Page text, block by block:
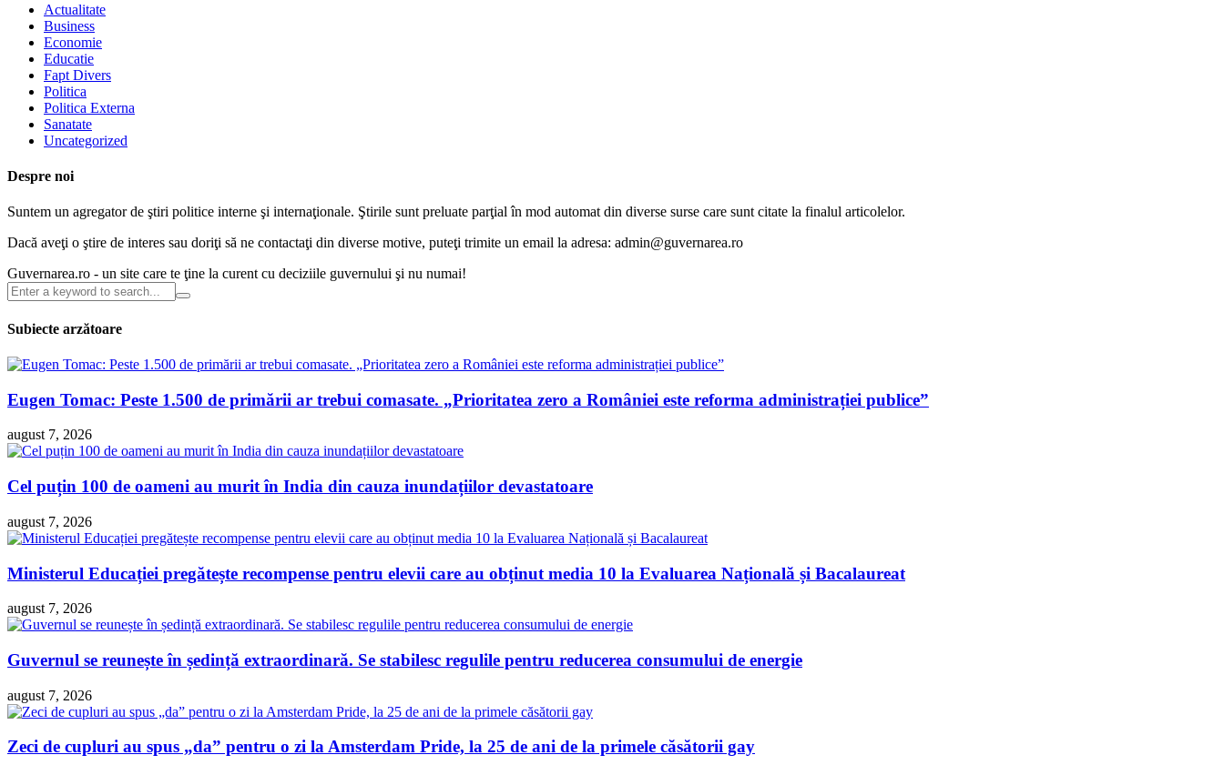
Actualitate
Business
Economie
Educatie
Fapt Divers
Politica
Politica Externa
Sanatate
Uncategorized
Despre noi
Suntem un agregator de ştiri politice interne şi internaţionale. Ştirile sunt preluate parţial în mod automat din diverse surse care sunt citate la finalul articolelor.
Dacă aveţi o ştire de interes sau doriţi să ne contactaţi din diverse motive, puteţi trimite un email la adresa: admin@guvernarea.ro
Guvernarea.ro - un site care te ţine la curent cu deciziile guvernului şi nu numai!
Subiecte arzătoare
Eugen Tomac: Peste 1.500 de primării ar trebui comasate. „Prioritatea zero a României este reforma administrației publice”
august 7, 2026
Cel puțin 100 de oameni au murit în India din cauza inundațiilor devastatoare
august 7, 2026
Ministerul Educației pregătește recompense pentru elevii care au obținut media 10 la Evaluarea Națională și Bacalaureat
august 7, 2026
Guvernul se reunește în ședință extraordinară. Se stabilesc regulile pentru reducerea consumului de energie
august 7, 2026
Zeci de cupluri au spus „da” pentru o zi la Amsterdam Pride, la 25 de ani de la primele căsătorii gay